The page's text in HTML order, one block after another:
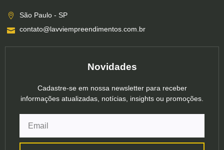
São Paulo - SP
contato@lavviempreendimentos.com.br
Novidades
Cadastre-se em nossa newsletter para receber
informações atualizadas, notícias, insights ou promoções.